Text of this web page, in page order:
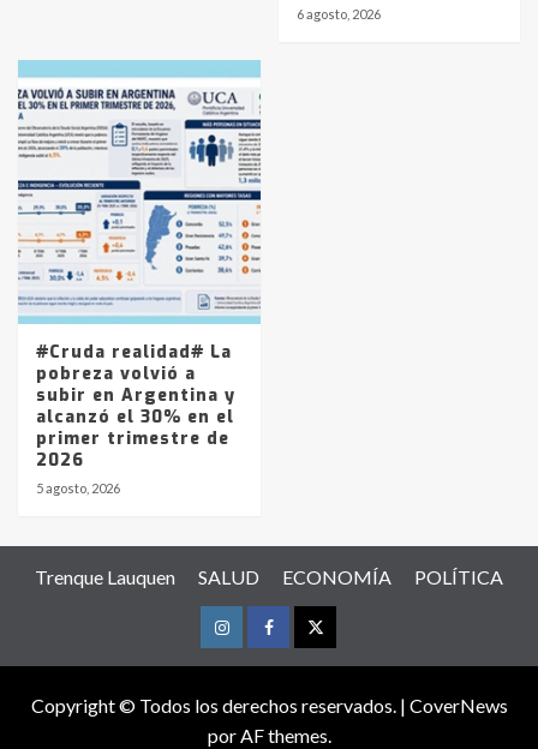
6 agosto, 2026
#Cruda realidad# La
pobreza volvió a
subir en Argentina y
alcanzó el 30% en el
primer trimestre de
2026
5 agosto, 2026
Trenque Lauquen SALUD ECONOMÍA POLÍTICA
InstagramFacebookTwitter
Copyright © Todos los derechos reservados. | CoverNews
por AF themes.